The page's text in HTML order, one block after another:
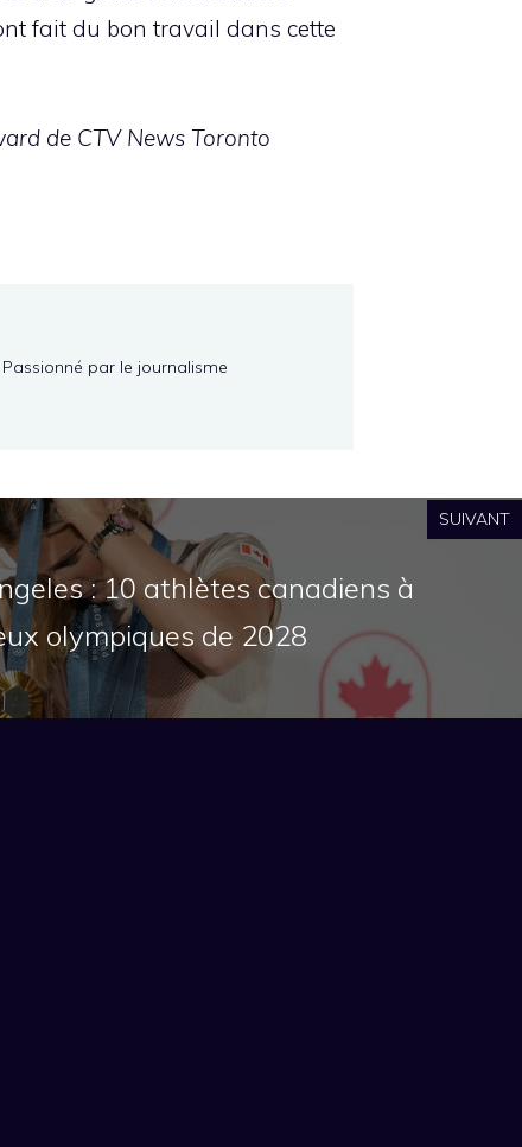
fait du bon travail dans cette
de CTV News Toronto
par le journalisme
SUIVANT
: 10 athlètes canadiens à
olympiques de 2028